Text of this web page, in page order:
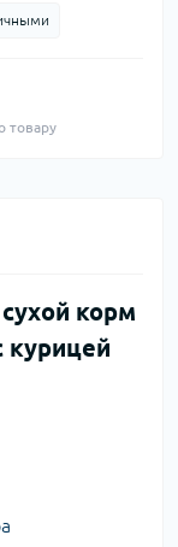
товару
корм
курицей